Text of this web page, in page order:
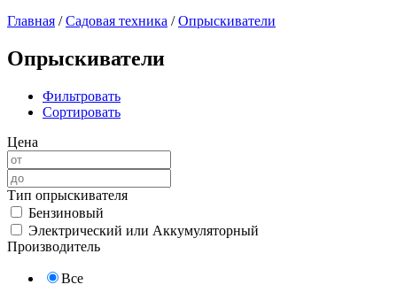
Главная /Садовая техника /Опрыскиватели
Опрыскиватели
Фильтровать
Сортировать
Цена
Тип опрыскивателя
Бензиновый
Электрический или Аккумуляторный
Производитель
Все